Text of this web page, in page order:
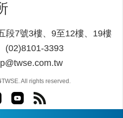
段7號3樓、9至12樓、19樓
(02)8101-3393
TWSE. All rights reserved.